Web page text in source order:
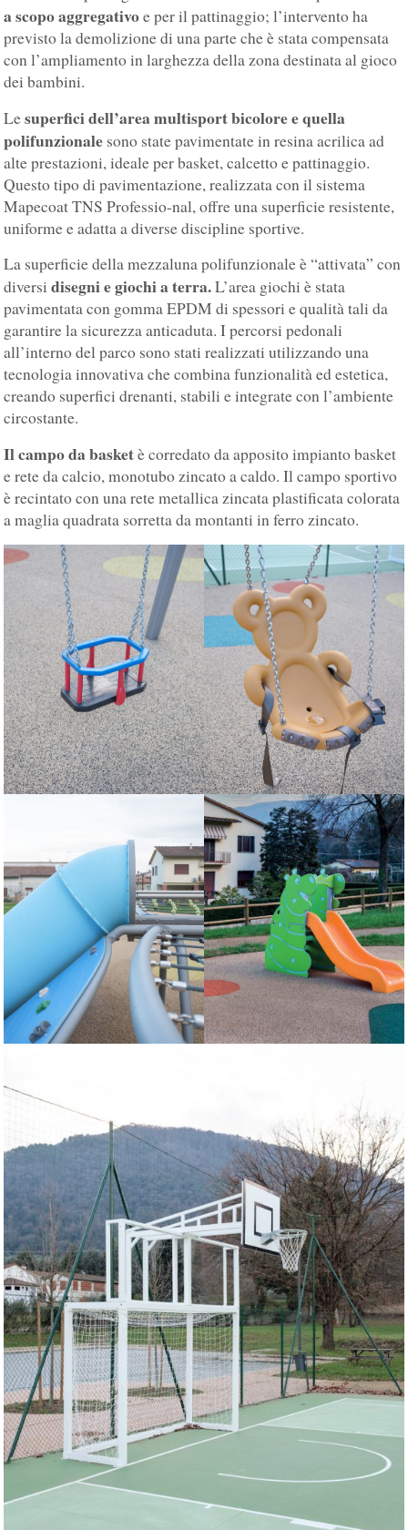
a scopo aggregativoe per il pattinaggio; l’intervento ha
previsto la demolizione di una parte che è stata compensata
con l’ampliamento in larghezza della zona destinata al gioco
dei bambini.
Lesuperfici dell’area multisport bicolore e quella
polifunzionale sono state pavimentate in resina acrilica ad
alte prestazioni, ideale per basket, calcetto e pattinaggio.
Questo tipo di pavimentazione, realizzata con il sistema
Mapecoat TNS Professio-nal, offre una superficie resistente,
uniforme e adatta a diverse discipline sportive.
La superficie della mezzaluna polifunzionale è “attivata” con
diversidisegni e giochi a terra.L’area giochi è stata
pavimentata con gomma EPDM di spessori e qualità tali da
garantire la sicurezza anticaduta. I percorsi pedonali
all’interno del parco sono stati realizzati utilizzando una
tecnologia innovativa che combina funzionalità ed estetica,
creando superfici drenanti, stabili e integrate con l’ambiente
circostante.
Il campo da basketè corredato da apposito impianto basket
e rete da calcio, monotubo zincato a caldo. Il campo sportivo
è recintato con una rete metallica zincata plastificata colorata
a maglia quadrata sorretta da montanti in ferro zincato.